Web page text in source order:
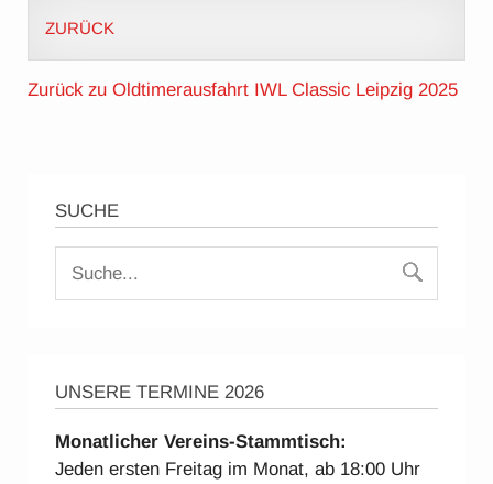
ZURÜCK
Zurück zu Oldtimerausfahrt IWL Classic Leipzig 2025
SUCHE
UNSERE TERMINE 2026
Monatlicher Vereins-Stammtisch:
Jeden ersten Freitag im Monat, ab 18:00 Uhr